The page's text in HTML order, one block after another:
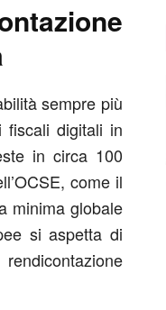
sempre più
fiscali digitali in
in circa 100
come il
minima globale
si aspetta di